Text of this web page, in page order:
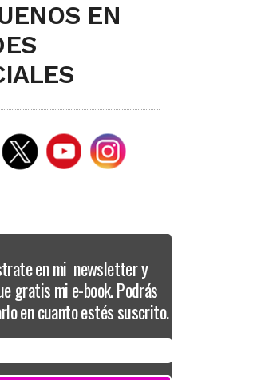
EN
en mi newsletter y
gratis mi e-book. Podrás
en cuanto estés suscrito.